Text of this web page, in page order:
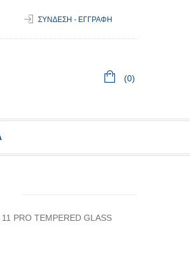
ΣΥΝΔΕΣΗ - ΕΓΓΡΑΦΗ
(0)
PRO TEMPERED GLASS